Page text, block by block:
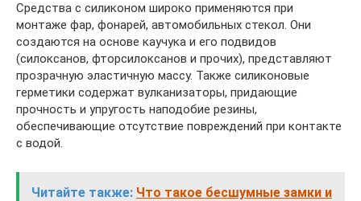
Средства с силиконом широко применяются при
монтаже фар, фонарей, автомобильных стекол. Они
создаются на основе каучука и его подвидов
(силоксанов, фторсилоксанов и прочих), представляют
прозрачную эластичную массу. Также силиконовые
герметики содержат вулканизаторы, придающие
прочность и упругость наподобие резины,
обеспечивающие отсутствие повреждений при контакте
с водой.
Читайте также: Что такое бесшумные замки и